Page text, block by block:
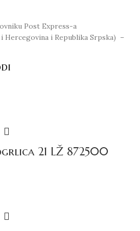
Post Express-a
Hercegovina i Republika Srpska) –
21 LŽ 872500